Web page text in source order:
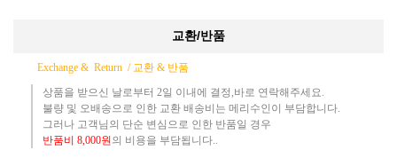
교환/반품
Exchange & Return / 교환 & 반품
상품을 받으신 날로부터 2일 이내에 결정,바로 연락해주세요.
불량 및 오배송으로 인한 교환 배송비는 메리수인이 부담합니다.
그러나 고객님의 단순 변심으로 인한 반품일 경우
반품비 8,000원 의 비용을 부담됩니다..